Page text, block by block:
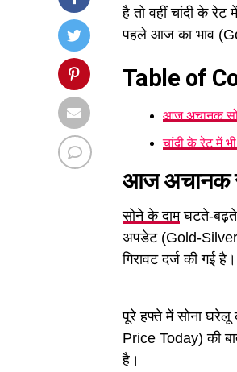
है तो वहीं चांदी के
पहले आज का भाव
Table of
आज अचानक
चांदी के रेट में
आज अचानक
सोने के दामघटते-बढ़ते
अपडेट (Gold-Silver
गिरावट दर्ज की गई है।
पूरे हफ्ते में सोना घरेलू
Price Today) की
है।